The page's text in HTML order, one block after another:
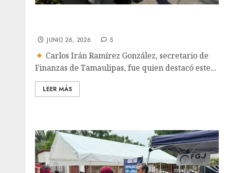
JUNIO 26, 2026 5
Carlos Irán Ramírez González, secretario de
Finanzas de Tamaulipas, fue quien destacó este...
LEER MÁS